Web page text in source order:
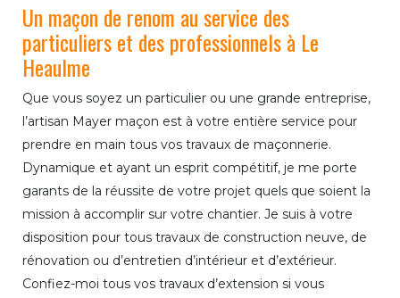
Un maçon de renom au service des
particuliers et des professionnels à Le
Heaulme
Que vous soyez un particulier ou une grande entreprise,
l’artisan Mayer maçon est à votre entière service pour
prendre en main tous vos travaux de maçonnerie.
Dynamique et ayant un esprit compétitif, je me porte
garants de la réussite de votre projet quels que soient la
mission à accomplir sur votre chantier. Je suis à votre
disposition pour tous travaux de construction neuve, de
rénovation ou d’entretien d’intérieur et d’extérieur.
Confiez-moi tous vos travaux d’extension si vous